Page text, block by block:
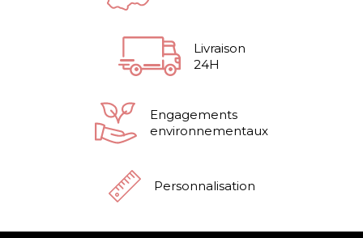
Livraison
24H
Engagements
environnementaux
Personnalisation